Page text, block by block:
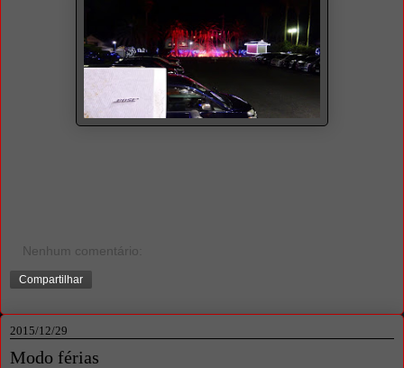
Nenhum comentário:
Compartilhar
2015/12/29
Modo férias